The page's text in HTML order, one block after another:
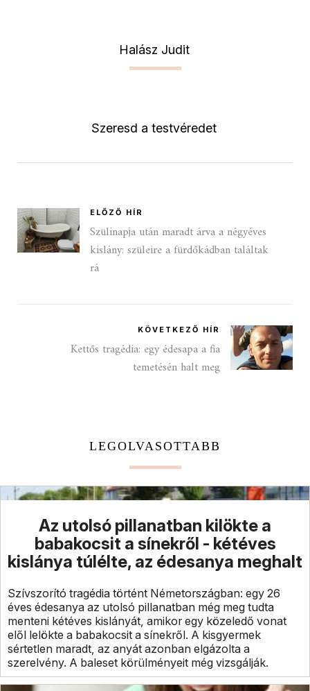
Halász Judit
Szeresd a testvéredet
ELŐZŐ HÍR
Szülinapja után maradt árva a négyéves
kislány: szüleire a fürdőkádban találtak
rá
KÖVETKEZŐ HÍR
Kettős tragédia: egy édesapa a fia
temetésén halt meg
LEGOLVASOTTABB
Az utolsó pillanatban kilökte a
babakocsit a sínekről - kétéves
kislánya túlélte, az édesanya meghalt
Szívszorító tragédia történt Németországban: egy 26
éves édesanya az utolsó pillanatban még meg tudta
menteni kétéves kislányát, amikor egy közeledő vonat
elől lelökte a babakocsit a sínekről. A kisgyermek
sértetlen maradt, az anyát azonban elgázolta a
szerelvény. A baleset körülményeit még vizsgálják.